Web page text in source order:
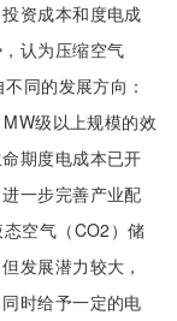
资成本和度电成
认为压缩空气
同的发展方向：
级以上规模的效
期度电成本已开
一步完善产业配
空气（CO2）储
发展潜力较大，
时给予一定的电